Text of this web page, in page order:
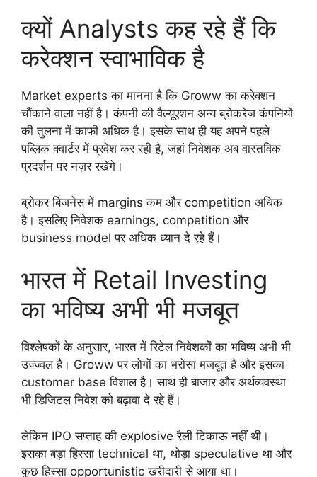
क्यों Analysts कह रहे हैं कि
करेक्शन स्वाभाविक है
Market experts का मानना है कि Groww का करेक्शन
चौंकाने वाला नहीं है। कंपनी की वैल्यूएशन अन्य ब्रोकरेज कंपनियों
की तुलना में काफी अधिक है। इसके साथ ही यह अपने पहले
पब्लिक क्वार्टर में प्रवेश कर रही है, जहां निवेशक अब वास्तविक
प्रदर्शन पर नज़र रखेंगे।
ब्रोकर बिजनेस में margins कम और competition अधिक
है। इसलिए निवेशक earnings, competition और
business model पर अधिक ध्यान दे रहे हैं।
भारत में Retail Investing
का भविष्य अभी भी मजबूत
विश्लेषकों के अनुसार, भारत में रिटेल निवेशकों का भविष्य अभी भी
उज्ज्वल है। Groww पर लोगों का भरोसा मजबूत है और इसका
customer base विशाल है। साथ ही बाजार और अर्थव्यवस्था
भी डिजिटल निवेश को बढ़ावा दे रहे हैं।
लेकिन IPO सप्ताह की explosive रैली टिकाऊ नहीं थी।
इसका बड़ा हिस्सा technical था, थोड़ा speculative था और
कुछ हिस्सा opportunistic खरीदारी से आया था।